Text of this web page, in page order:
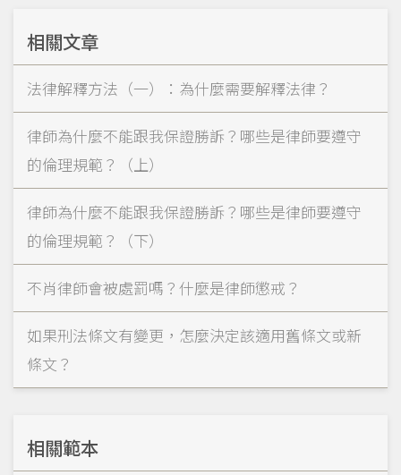
相關文章
法律解釋方法（一）：為什麼需要解釋法律？
律師為什麼不能跟我保證勝訴？哪些是律師要遵守
的倫理規範？（上）
律師為什麼不能跟我保證勝訴？哪些是律師要遵守
的倫理規範？（下）
不肖律師會被處罰嗎？什麼是律師懲戒？
如果刑法條文有變更，怎麼決定該適用舊條文或新
條文？
相關範本